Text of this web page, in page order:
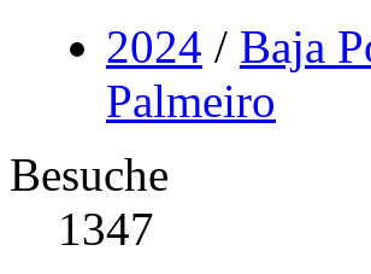
2024 / Baja
Palmeiro
Besuche
1347